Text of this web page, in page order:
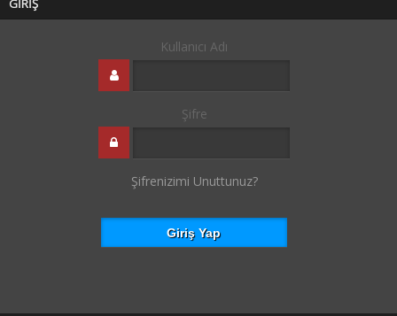
GİRİŞ
Kullanıcı Adı
Şifre
Şifrenizimi Unuttunuz?